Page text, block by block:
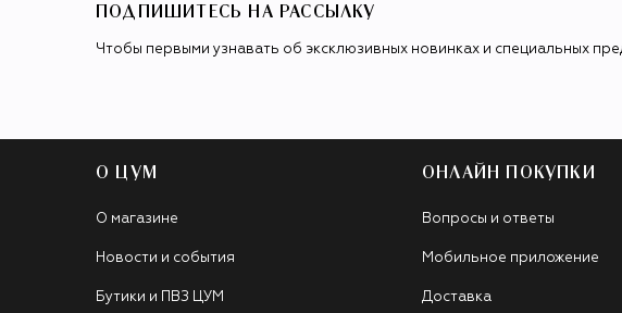
ПОДПИШИТЕСЬ НА РАССЫЛКУ
Чтобы первыми узнавать об эксклюзивных новинках и специальных
О ЦУМ
О магазине
Новости и события
Бутики и ПВЗ ЦУМ
ОНЛАЙН ПОКУПКИ
Вопросы и ответы
Мобильное приложение
Доставка